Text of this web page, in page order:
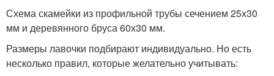
Схема скамейки из профильной трубы сечением 25х30
мм и деревянного бруса 60х30 мм.
Размеры лавочки подбирают индивидуально. Но есть
несколько правил, которые желательно учитывать: